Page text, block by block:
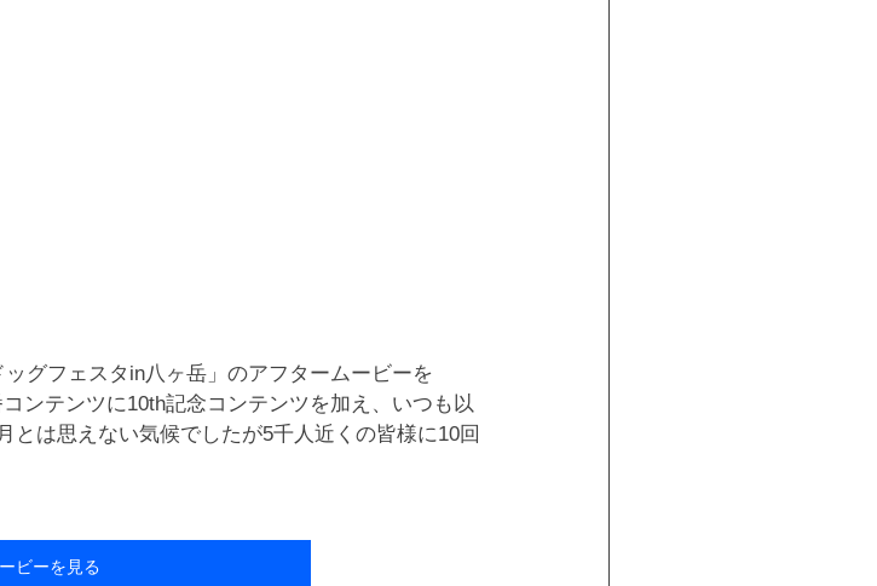
グフェスタin八ヶ岳」のアフタームービーを
ンテンツに10th記念コンテンツを加え、いつも以
は思えない気候でしたが5千人近くの皆様に10回
ビーを見る